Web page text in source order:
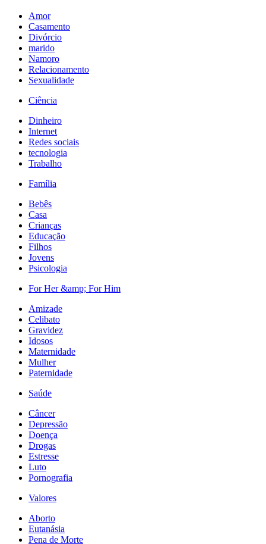
Amor
Casamento
Divórcio
marido
Namoro
Relacionamento
Sexualidade
Ciência
Dinheiro
Internet
Redes sociais
tecnologia
Trabalho
Família
Bebês
Casa
Crianças
Educação
Filhos
Jovens
Psicologia
For Her &amp; For Him
Amizade
Celibato
Gravidez
Idosos
Maternidade
Mulher
Paternidade
Saúde
Câncer
Depressão
Doença
Drogas
Estresse
Luto
Pornografia
Valores
Aborto
Eutanásia
Pena de Morte